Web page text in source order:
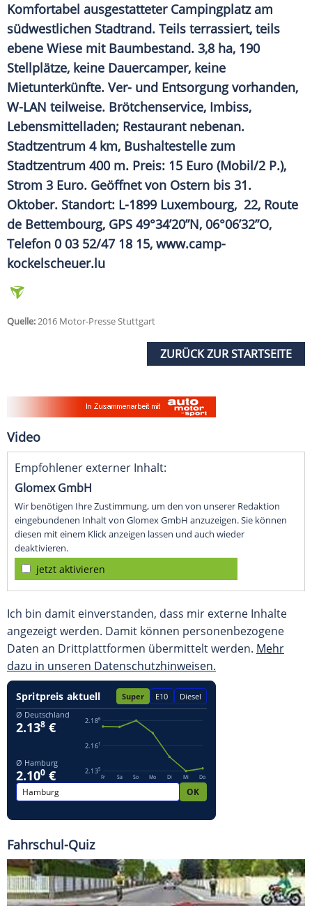
Komfortabel ausgestatteter Campingplatzam
südwestlichen Stadtrand. Teils terrassiert, teils
ebene Wiese mit Baumbestand. 3,8 ha, 190
Stellplätze, keine Dauercamper, keine
Mietunterkünfte. Ver- und Entsorgung vorhanden,
W-LAN teilweise. Brötchenservice, Imbiss,
Lebensmittelladen; Restaurantnebenan.
Stadtzentrum 4 km, Bushaltestelle zum
Stadtzentrum 400 m. Preis: 15 Euro (Mobil/2 P.),
Strom 3 Euro. Geöffnet von Ostern bis 31.
Oktober. Standort: L-1899 Luxembourg, 22, Route
de Bettembourg, GPS 49°34’20”N, 06°06’32”O,
Telefon 0 03 52/47 18 15, www.camp-
kockelscheuer.lu
Quelle:2016 Motor-Presse Stuttgart
ZURÜCK ZUR STARTSEITE
Video
Empfohlener externer Inhalt:
Glomex GmbH
Wir benötigen Ihre Zustimmung, um den von unserer Redaktion
eingebundenen Inhalt von Glomex GmbH anzuzeigen. Sie können
diesen mit einem Klick anzeigen lassen und auch wieder
deaktivieren.
jetzt aktivieren
Ich bin damit einverstanden, dass mir externe Inhalte
angezeigt werden. Damit können personenbezogene
Daten an Drittplattformen übermittelt werden. Mehr
dazu in unseren Datenschutzhinweisen.
Fahrschul-Quiz